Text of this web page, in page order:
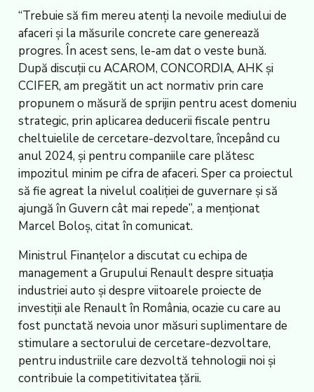
“Trebuie să fim mereu atenţi la nevoile mediului de
afaceri şi la măsurile concrete care generează
progres. În acest sens, le-am dat o veste bună.
După discuţii cu ACAROM, CONCORDIA, AHK şi
CCIFER, am pregătit un act normativ prin care
propunem o măsură de sprijin pentru acest domeniu
strategic, prin aplicarea deducerii fiscale pentru
cheltuielile de cercetare-dezvoltare, începând cu
anul 2024, şi pentru companiile care plătesc
impozitul minim pe cifra de afaceri. Sper ca proiectul
să fie agreat la nivelul coaliţiei de guvernare şi să
ajungă în Guvern cât mai repede”, a menţionat
Marcel Boloş, citat în comunicat.
Ministrul Finanţelor a discutat cu echipa de
management a Grupului Renault despre situaţia
industriei auto şi despre viitoarele proiecte de
investiţii ale Renault în România, ocazie cu care au
fost punctată nevoia unor măsuri suplimentare de
stimulare a sectorului de cercetare-dezvoltare,
pentru industriile care dezvoltă tehnologii noi şi
contribuie la competitivitatea ţării.